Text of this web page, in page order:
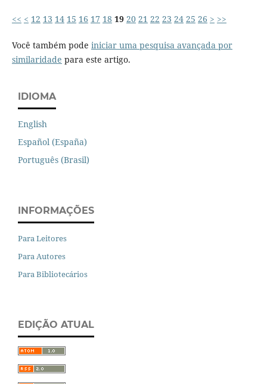
<< < 12 13 14 15 16 17 18 19 20 21 22 23 24 25 26 > >>
Você também pode iniciar uma pesquisa avançada por
similaridade para este artigo.
IDIOMA
English
Español (España)
Português (Brasil)
INFORMAÇÕES
Para Leitores
Para Autores
Para Bibliotecários
EDIÇÃO ATUAL